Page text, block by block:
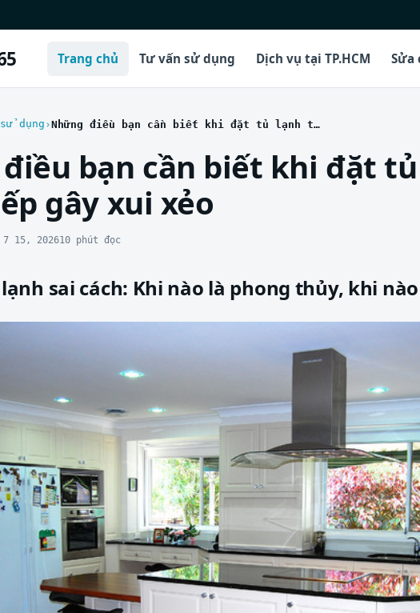
Trang chủ Tư vấn sử dụng Dịch vụ tại TP.HCM Sửa
dụng Những điều bạn cần biết khi đặt tủ lạnh trong bếp gây xui xẻo
bạn cần biết khi đặt
gây xui xẻo
7 15, 202610 phút đọc
sai cách: Khi nào là phong thủy, khi